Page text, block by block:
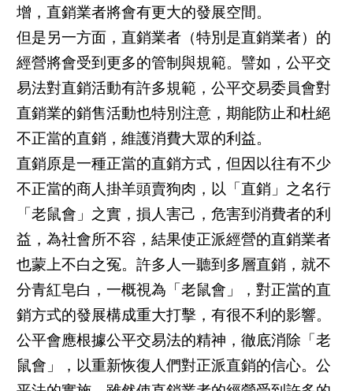
增，直銷業者將會有更大的發展空間。
但是另一方面，直銷業者（特別是直銷業者）的
經營將會受到更多的管制與規範。譬如，公平交
易法對直銷活動有許多規範，公平交易委員會對
直銷業的銷售活動也特別注意，期能防止和杜絕
不正當的直銷，維護消費大眾的利益。
直銷原是一種正當的直銷方式，但因以往有不少
不正當的商人掛羊頭賣狗肉，以「直銷」之名行
「老鼠會」之實，損人害己，危害到消費者的利
益，為社會所不容，結果使正派經營的直銷業者
也蒙上不白之冤。許多人一聽到多層直銷，就不
分青紅皂白，一概視為「老鼠會」，對正當的直
銷方式的發展構成重大打擊，有很不利的影響。
公平會應根據公平交易法的精神，徹底消除「老
鼠會」，以重新恢復人們對正派直銷的信心。公